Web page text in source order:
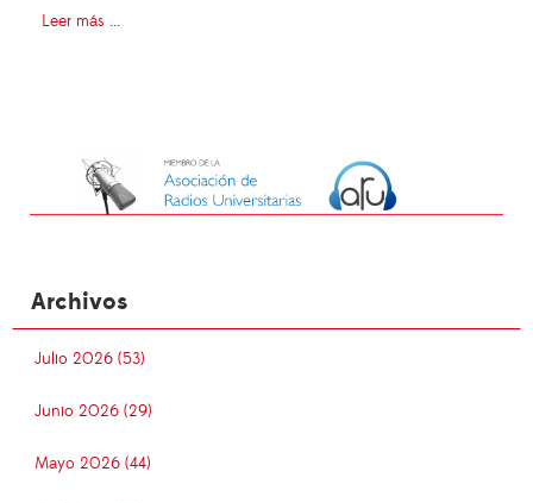
Leer más ...
Archivos
Julio 2026 (53)
Junio 2026 (29)
Mayo 2026 (44)